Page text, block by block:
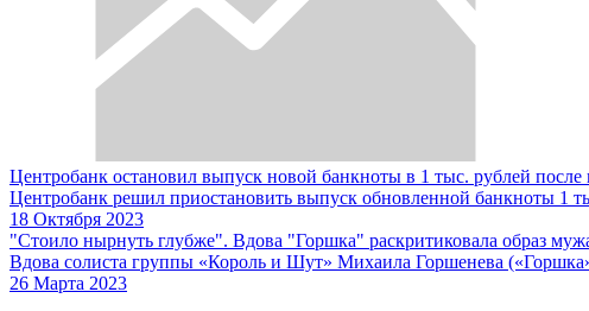
Центробанк остановил выпуск новой банкноты в 1 тыс. рублей
Центробанк решил приостановить выпуск обновленной банкноты 1
18 Октября 2023
"Стоило нырнуть глубже". Вдова "Горшка" раскритиковала образ
Вдова солиста группы «Король и Шут» Михаила Горшенева
26 Марта 2023